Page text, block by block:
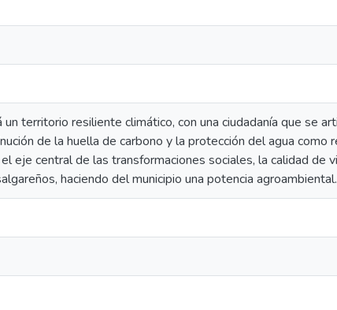
territorio resiliente climático, con una ciudadanía que se
de la huella de carbono y la protección del agua como
eje central de las transformaciones sociales, la calidad de
haciendo del municipio una potencia agroambiental.